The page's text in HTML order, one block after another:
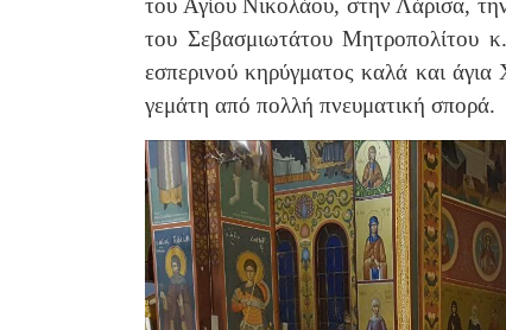
του Αγίου Νικολάου, στην Λάρισα,
του Σεβασμιωτάτου Μητροπολίτου
εσπερινού κηρύγματος καλά και άγια
γεμάτη από πολλή πνευματική σπορά.